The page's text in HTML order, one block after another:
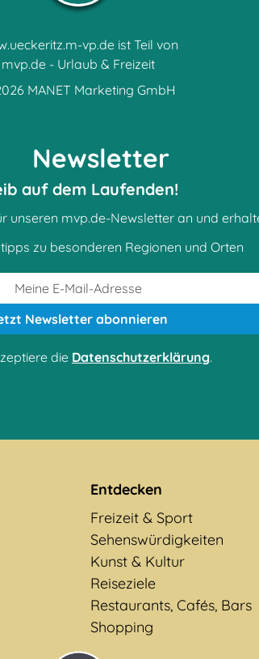
vp.de ist Teil von
mvp.de - Urlaub & Freizeit
MANET Marketing GmbH
Newsletter
auf dem Laufenden!
unseren mvp.de-Newsletter an und
zu besonderen Regionen und Orten
Newsletterabonnieren
die Datenschutzerklärung.
Entdecken
Freizeit & Sport
Sehenswürdigkeiten
Kunst & Kultur
Reiseziele
Restaurants, Cafés, Bars
Shopping